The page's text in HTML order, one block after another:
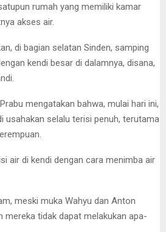
rumah yang memiliki kamar
akses air.
di bagian selatan Sinden, samping
kendi besar di dalamnya, disana,
mengatakan bahwa, mulai hari ini,
usahakan selalu terisi penuh, terutama
air di kendi dengan cara menimba air
meski muka Wahyu dan Anton
mereka tidak dapat melakukan apa-